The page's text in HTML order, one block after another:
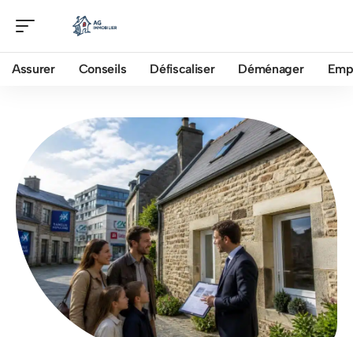
Assurer Conseils Défiscaliser Déménager